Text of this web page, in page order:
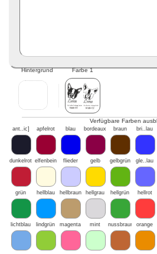
Hintergrund Farbe 1
Verfügbare Farben
ant..ic] apfelrot blau bordeaux braun bri..lau
dunkelrot elfenbein flieder gelb gelbgrün gle..lau
grün hellblau hellbraun hellgrau hellgrün hellrot
lichtblau lindgrün magenta mint nussbraun orange